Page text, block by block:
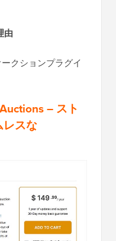
由
クションプラグイ
– スト
スな